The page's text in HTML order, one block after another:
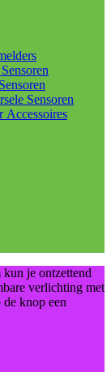
Sensoren
Accessoires
je ontzettend
verlichting met
knop een